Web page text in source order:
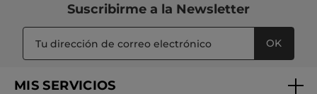
Suscribirme a la Newsletter
OK
MIS SERVICIOS